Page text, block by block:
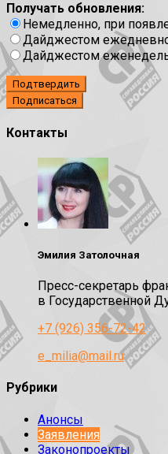
Получать обновления:
Немедленно, при
Дайджестом
Дайджестом
Подтвердить
Контакты
Эмилия Затолочная
Пресс-секретарь
в Государственной
+7 (926) 356-72-42
e_milia@mail.ru
Рубрики
Анонсы
Заявления
Законопроекты